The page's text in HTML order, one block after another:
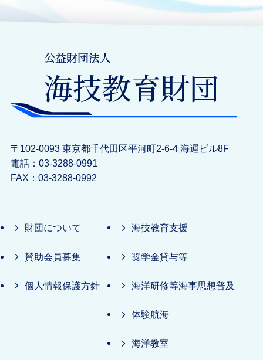
〒102-0093 東京都千代田区平河町2-6-4 海運ビル8F
電話：03-3288-0991
FAX：03-3288-0992
財団について
賛助会員募集
個人情報保護方針
海技教育支援
奨学金貸与等
海洋研修等海事思想普及
体験航海
海洋教室